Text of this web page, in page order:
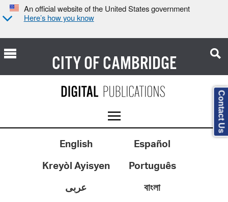
An official website of the United States government
Here’s how you know
CITY OFCAMBRIDGE
English
Español
Kreyòl Ayisyen
Português
عربى
বাংলা
Contact Us